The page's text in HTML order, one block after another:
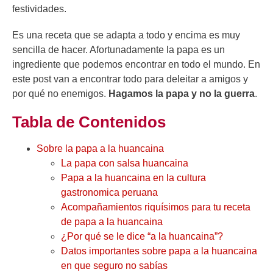
festividades.
Es una receta que se adapta a todo y encima es muy
sencilla de hacer. Afortunadamente la papa es un
ingrediente que podemos encontrar en todo el mundo. En
este post van a encontrar todo para deleitar a amigos y
por qué no enemigos. Hagamos la papa y no la guerra.
Tabla de Contenidos
Sobre la papa a la huancaina
La papa con salsa huancaina
Papa a la huancaina en la cultura
gastronomica peruana
Acompañamientos riquísimos para tu receta
de papa a la huancaina
¿Por qué se le dice “a la huancaina”?
Datos importantes sobre papa a la huancaina
en que seguro no sabías